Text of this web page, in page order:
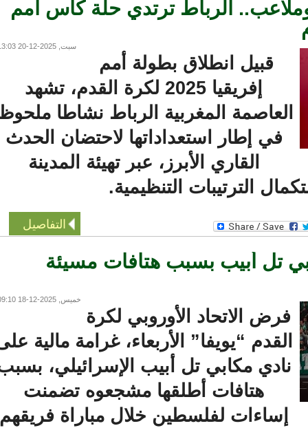
الرباط ترتدي حلة كأس أمم
سبت, 2025-12-20 13:03
قبيل انطلاق بطولة أمم
إفريقيا 2025 لكرة القدم، تشهد
العاصمة المغربية الرباط نشاطا ملحوظا
في إطار استعداداتها لاحتضان الحدث
القاري الأبرز، عبر تهيئة المدينة
الترتيبات التنظيمية.
التفاصيل
تل أبيب بسبب هتافات مسيئة
خميس, 2025-12-18 09:10
فرض الاتحاد الأوروبي لكرة
القدم “يويفا” الأربعاء، غرامة مالية على
نادي مكابي تل أبيب الإسرائيلي، بسبب
هتافات أطلقها مشجعوه تضمنت
إساءات لفلسطين خلال مباراة فريقهم